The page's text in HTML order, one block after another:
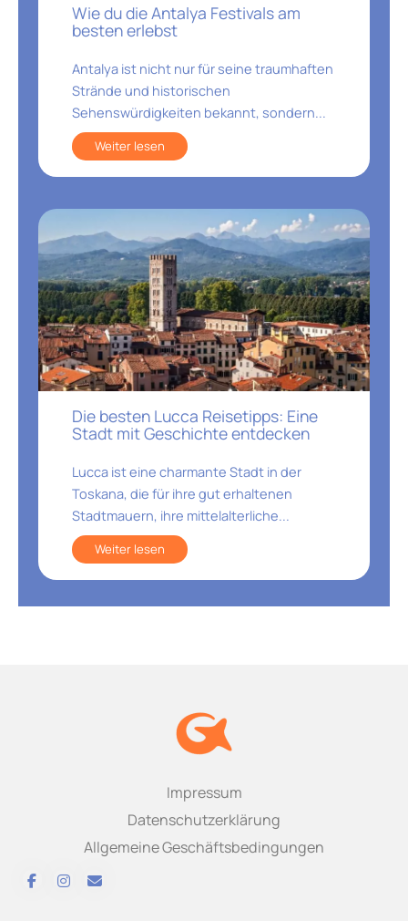
Wie du die Antalya Festivals am
besten erlebst
Antalya ist nicht nur für seine traumhaften
Strände und historischen
Sehenswürdigkeiten bekannt, sondern...
Weiter lesen
Die besten Lucca Reisetipps: Eine
Stadt mit Geschichte entdecken
Lucca ist eine charmante Stadt in der
Toskana, die für ihre gut erhaltenen
Stadtmauern, ihre mittelalterliche...
Weiter lesen
Impressum
Datenschutzerklärung
Allgemeine Geschäftsbedingungen